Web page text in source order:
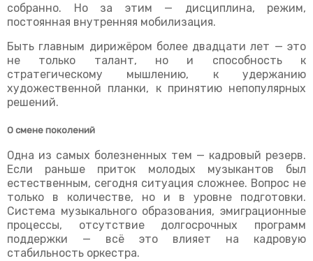
собранно. Но за этим — дисциплина, режим,
постоянная внутренняя мобилизация.
Быть главным дирижёром более двадцати лет — это
не только талант, но и способность к
стратегическому мышлению, к удержанию
художественной планки, к принятию непопулярных
решений.
О смене поколений
Одна из самых болезненных тем — кадровый резерв.
Если раньше приток молодых музыкантов был
естественным, сегодня ситуация сложнее. Вопрос не
только в количестве, но и в уровне подготовки.
Система музыкального образования, эмиграционные
процессы, отсутствие долгосрочных программ
поддержки — всё это влияет на кадровую
стабильность оркестра.